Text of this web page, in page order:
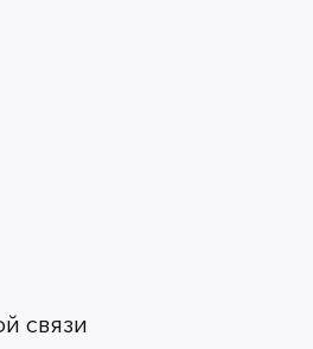
связи